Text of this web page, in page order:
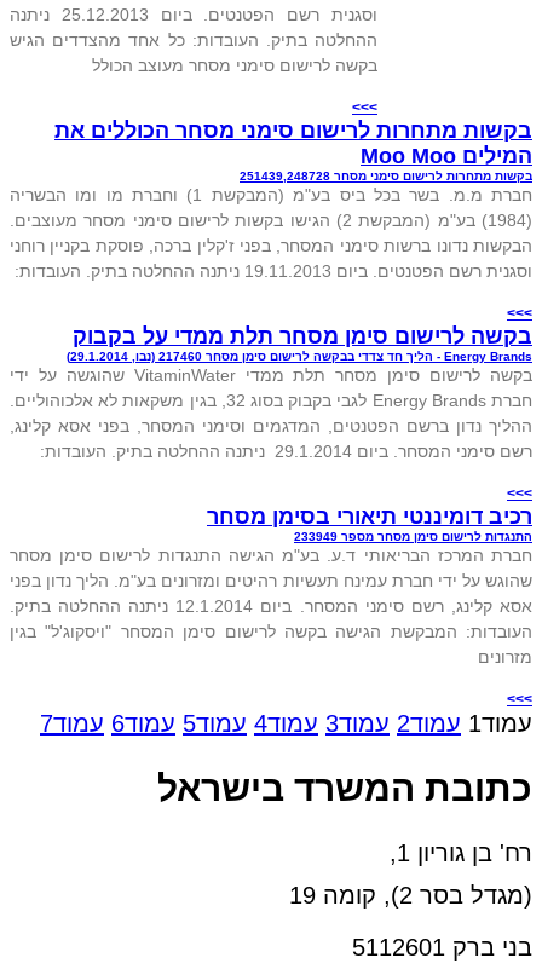
וסגנית רשם הפטנטים. ביום 25.12.2013 ניתנה
ההחלטה בתיק. העובדות: כל אחד מהצדדים הגיש
בקשה לרישום סימני מסחר מעוצב הכולל
>>>
בקשות מתחרות לרישום סימני מסחר הכוללים את
המילים Moo Moo
בקשות מתחרות לרישום סימני מסחר 251439,248728
חברת מ.מ. בשר בכל ביס בע"מ (המבקשת 1) וחברת מו ומו הבשריה
(1984) בע"מ (המבקשת 2) הגישו בקשות לרישום סימני מסחר מעוצבים.
הבקשות נדונו ברשות סימני המסחר, בפני ז'קלין ברכה, פוסקת בקניין רוחני
וסגנית רשם הפטנטים. ביום 19.11.2013 ניתנה ההחלטה בתיק. העובדות:
>>>
בקשה לרישום סימן מסחר תלת ממדי על בקבוק
Energy Brands - הליך חד צדדי בבקשה לרישום סימן מסחר 217460 (נבו, 29.1.2014)
בקשה לרישום סימן מסחר תלת ממדי VitaminWater שהוגשה על ידי
חברת Energy Brands לגבי בקבוק בסוג 32, בגין משקאות לא אלכוהוליים.
ההליך נדון ברשם הפטנטים, המדגמים וסימני המסחר, בפני אסא קלינג,
רשם סימני המסחר. ביום 29.1.2014 ניתנה ההחלטה בתיק. העובדות:
>>>
רכיב דומיננטי תיאורי בסימן מסחר
התנגדות לרישום סימן מסחר מספר 233949
חברת המרכז הבריאותי ד.ע. בע"מ הגישה התנגדות לרישום סימן מסחר
שהוגש על ידי חברת עמינח תעשיות רהיטים ומזרונים בע"מ. הליך נדון בפני
אסא קלינג, רשם סימני המסחר. ביום 12.1.2014 ניתנה ההחלטה בתיק.
העובדות: המבקשת הגישה בקשה לרישום סימן המסחר "ויסקוג'ל" בגין
מזרונים
>>>
עמוד1 עמוד2 עמוד3 עמוד4 עמוד5 עמוד6 עמוד7
כתובת המשרד בישראל
רח' בן גוריון 1,
(מגדל בסר 2), קומה 19
בני ברק 5112601